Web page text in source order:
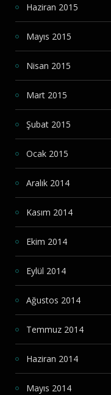
Haziran 2015
Mayıs 2015
Nisan 2015
Mart 2015
Şubat 2015
Ocak 2015
Aralık 2014
Kasım 2014
Ekim 2014
Eylül 2014
Ağustos 2014
Temmuz 2014
Haziran 2014
Mayıs 2014